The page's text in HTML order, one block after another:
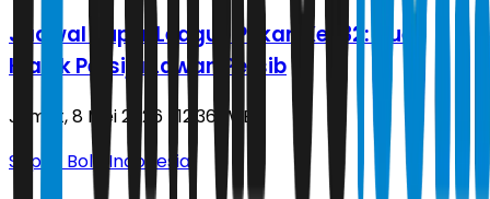
Jadwal Super League Pekan Ke-32: Duel
Klasik Persija Lawan Persib
Jumat, 8 Mei 2026 | 12.36 WIB
Sepak Bola Indonesia